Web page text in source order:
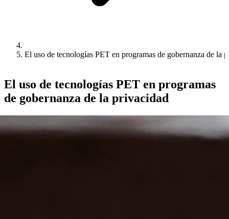
El uso de tecnologías PET en programas de gobernanza de la
El uso de tecnologías PET en programas
de gobernanza de la privacidad